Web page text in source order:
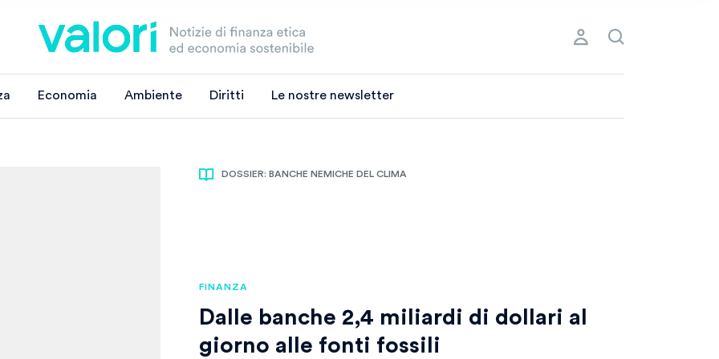
Economia Ambiente Diritti Le nostre newsletter
DOSSIER: BANCHE NEMICHE DEL CLIMA
FINANZA
Dalle banche 2,4 miliardi di dollari al
giorno alle fonti fossili